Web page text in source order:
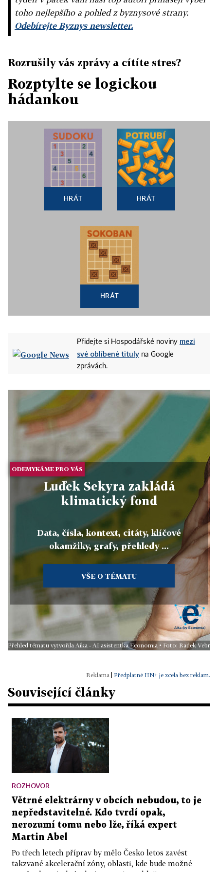
toho nejlepšího a pohled z byznysové strany.
Odebírejte Byznys newsletter.
Rozrušily vás zprávy a cítíte stres?
Rozptylte se logickou
hádankou
HRÁT HRÁT
HRÁT
Přidejte si Hospodářské noviny mezi
své oblíbené tituly na Google
zprávách.
ODEMYKÁME PRO VÁS
Luďek Sekyra zakládá
klimatický fond
Data, čísla, kontext, citáty, klíčové
okamžiky, grafy, přehledy ...
VŠE O TÉMATU
Přehled tématu vytvořila Aika - AI asistentka Economia • Foto: Radek Vebr
Předplatné HN+ je zcela bez reklam.
Související články
ROZHOVOR
Větrné elektrárny v obcích nebudou, to je
nepředstavitelné. Kdo tvrdí opak,
nerozumí tomu nebo lže, říká expert
Martin Abel
Po třech letech příprav by mělo Česko letos zavést
takzvané akcelerační zóny, oblasti, kde bude možné